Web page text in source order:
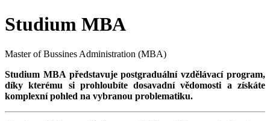
Studium MBA
Master of Bussines Administration (MBA)
Studium MBA představuje postgraduální vzdělávací program,
díky kterému si prohloubíte dosavadní vědomosti a získáte
komplexní pohled na vybranou problematiku.